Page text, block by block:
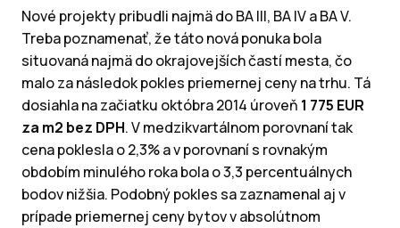
Nové projekty pribudli najmä do BA III, BA IV a BA V.
Treba poznamenať, že táto nová ponuka bola
situovaná najmä do okrajovejších častí mesta, čo
malo za následok pokles priemernej ceny na trhu. Tá
dosiahla na začiatku októbra 2014 úroveň 1 775 EUR
za m2 bez DPH. V medzikvartálnom porovnaní tak
cena poklesla o 2,3% a v porovnaní s rovnakým
obdobím minulého roka bola o 3,3 percentuálnych
bodov nižšia. Podobný pokles sa zaznamenal aj v
prípade priemernej ceny bytov v absolútnom